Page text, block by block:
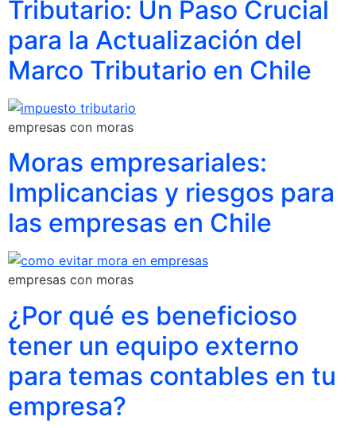
Tributario: Un Paso Crucial
para la Actualización del
Marco Tributario en Chile
empresas con moras
Moras empresariales:
Implicancias y riesgos para
las empresas en Chile
empresas con moras
¿Por qué es beneficioso
tener un equipo externo
para temas contables en tu
empresa?